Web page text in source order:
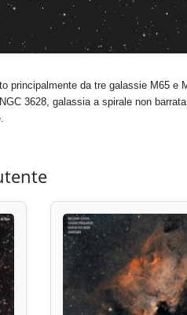
principalmente da tre galassie M65 e
3628, galassia a spirale non